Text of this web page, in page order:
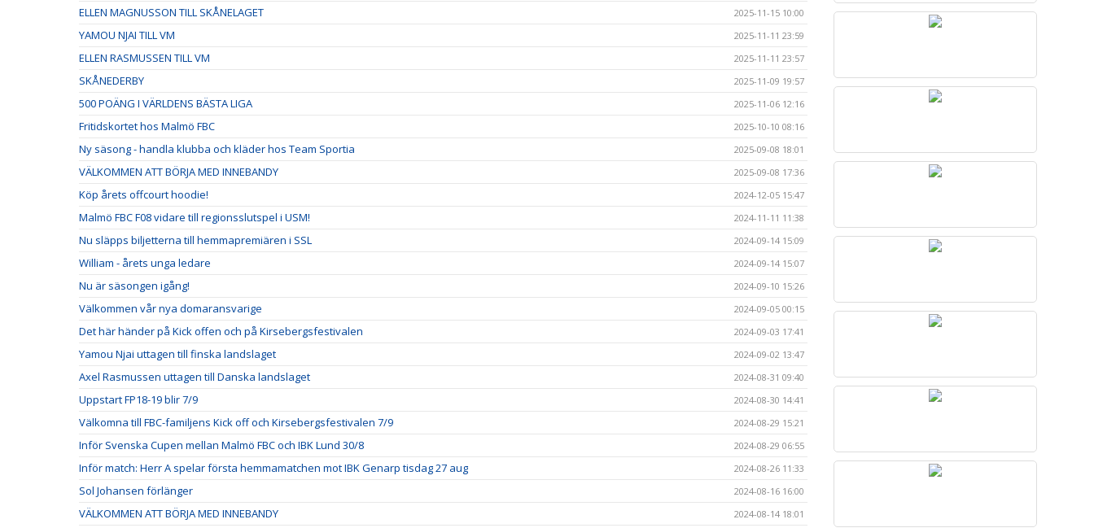
ELLEN MAGNUSSON TILL SKÅNELAGET 2025-11-15 10:00
YAMOU NJAI TILL VM 2025-11-11 23:59
ELLEN RASMUSSEN TILL VM 2025-11-11 23:57
SKÅNEDERBY 2025-11-09 19:57
500 POÄNG I VÄRLDENS BÄSTA LIGA 2025-11-06 12:16
Fritidskortet hos Malmö FBC 2025-10-10 08:16
Ny säsong - handla klubba och kläder hos Team Sportia 2025-09-08 18:01
VÄLKOMMEN ATT BÖRJA MED INNEBANDY 2025-09-08 17:36
Köp årets offcourt hoodie! 2024-12-05 15:47
Malmö FBC F08 vidare till regionsslutspel i USM! 2024-11-11 11:38
Nu släpps biljetterna till hemmapremiären i SSL 2024-09-14 15:09
William - årets unga ledare 2024-09-14 15:07
Nu är säsongen igång! 2024-09-10 15:26
Välkommen vår nya domaransvarige 2024-09-05 00:15
Det här händer på Kick offen och på Kirsebergsfestivalen 2024-09-03 17:41
Yamou Njai uttagen till finska landslaget 2024-09-02 13:47
Axel Rasmussen uttagen till Danska landslaget 2024-08-31 09:40
Uppstart FP18-19 blir 7/9 2024-08-30 14:41
Välkomna till FBC-familjens Kick off och Kirsebergsfestivalen 7/9 2024-08-29 15:21
Inför Svenska Cupen mellan Malmö FBC och IBK Lund 30/8 2024-08-29 06:55
Inför match: Herr A spelar första hemmamatchen mot IBK Genarp tisdag 27 aug 2024-08-26 11:33
Sol Johansen förlänger 2024-08-16 16:00
VÄLKOMMEN ATT BÖRJA MED INNEBANDY 2024-08-14 18:01